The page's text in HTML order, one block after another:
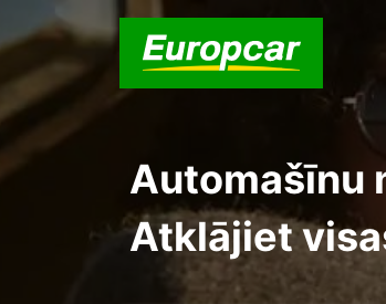
Automašīnu
Atklājiet